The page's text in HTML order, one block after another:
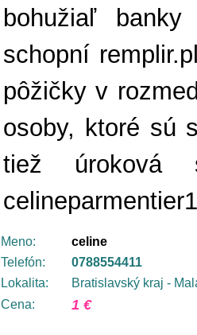
bohužiaľ
schopní
pôžičky v
osoby, ktoré sú
tiež úroková
Meno:
celine
Telefón:
0788554411
Lokalita:
Bratislavský kraj -
Cena:
1 €